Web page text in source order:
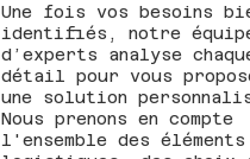
Une fois vos besoins
identifiés, notre
d’experts analyse
détail pour vous
une solution
Nous prenons en compte
l'ensemble des éléments